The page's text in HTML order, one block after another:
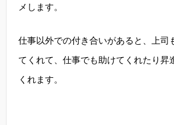
メします。
仕事以外での付き合いがあると、上司
てくれて、仕事でも助けてくれたり昇
くれます。